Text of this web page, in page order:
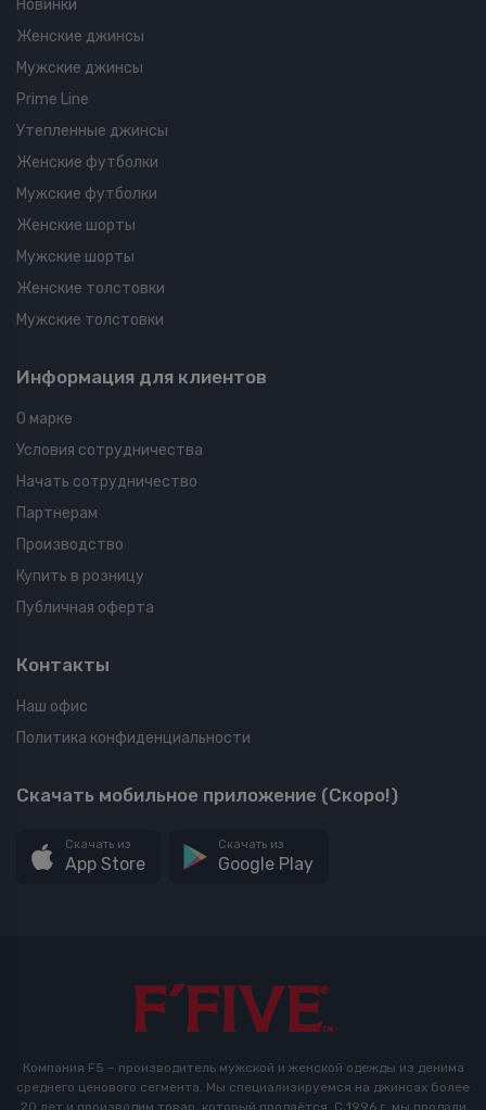
Новинки
Женские джинсы
Мужские джинсы
Prime Line
Утепленные джинсы
Женские футболки
Мужские футболки
Женские шорты
Мужские шорты
Женские толстовки
Мужские толстовки
Информация для клиентов
О марке
Условия сотрудничества
Начать сотрудничество
Партнерам
Производство
Купить в розницу
Публичная оферта
Контакты
Наш офис
Политика конфиденциальности
Скачать мобильное приложение (Скоро!)
Скачать из
App Store
Скачать из
Google Play
Компания F5 – производитель мужской и женской одежды из денима
среднего ценового сегмента. Мы специализируемся на джинсах более
20 лет и производим товар, который продаётся. С 1996 г. мы продали